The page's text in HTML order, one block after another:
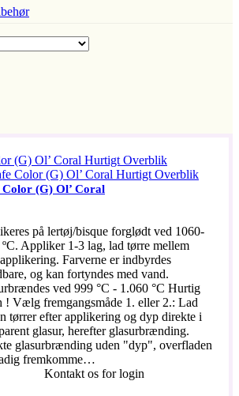
Hurtigt Overblik
Hurtigt Overblik
Color (G) Ol’ Coral
på lertøj/bisque forglødt ved 1060-
ºC. Appliker 1-3 lag, lad tørre mellem
Farverne er indbyrdes
og kan fortyndes med vand.
ved 999 °C - 1.060 °C Hurtig
! Vælg fremgangsmåde 1. eller 2.: Lad
tørrer efter applikering og dyp direkte i
glasur, herefter glasurbrænding.
glasurbrænding uden "dyp", overfladen
fremkomme…
Kontakt os for login